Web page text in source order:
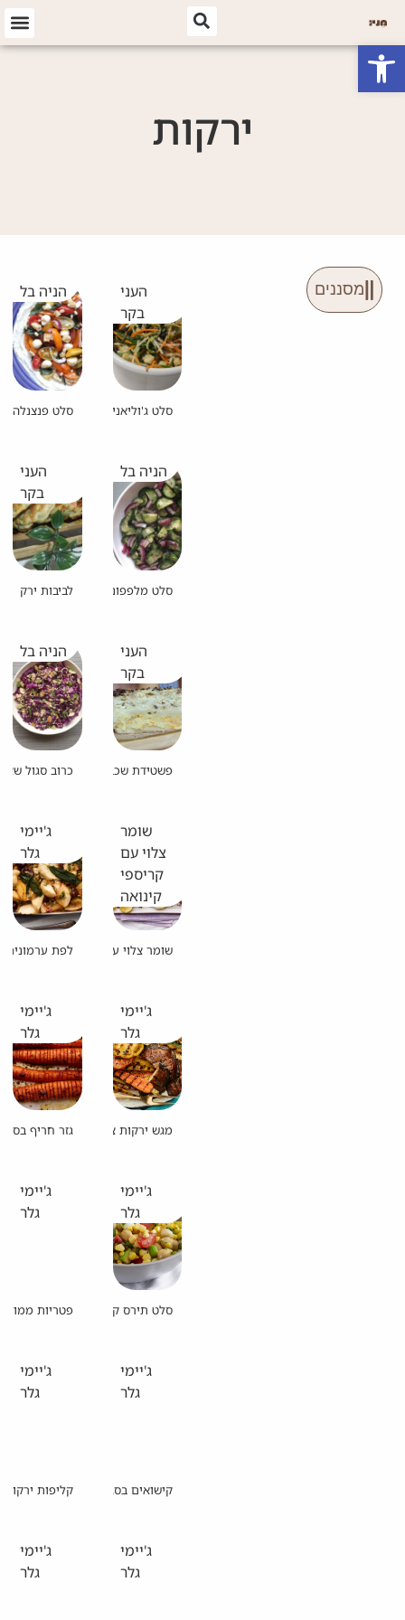
פתח סרגל נגישות
ירקות
מסננים
העני
בקר
סלט ג'וליאנים מרענן
הניה בל
סלט פנצנלה
הניה בל
סלט מלפפונים ושמיר מרענן
העני
בקר
לביבות ירק
העני
בקר
פשטידת שכבות ירקות ובצק פריך
הניה בל
כרוב סגול
שומר
צלוי עם
קריספי
קינואה
שומר צלוי עם קריספי קינואה
ג'יימי
גלר
לפת ערמונים
ג'יימי
גלר
מגש ירקות צלויים
ג'יימי
גלר
גזר חריף
ג'יימי
גלר
סלט תירס קייצי
ג'יימי
גלר
פטריות
ג'יימי
גלר
קישואים בסגנון איטלקי
ג'יימי
גלר
קליפות
ג'יימי
גלר
ג'יימי
גלר